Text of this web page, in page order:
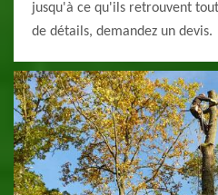
jusqu'à ce qu'ils retrouvent
de détails, demandez un devis.